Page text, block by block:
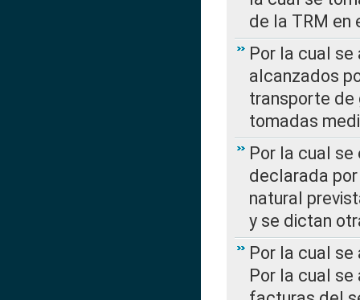
de la TRM en
Por la cual
alcanzados
transporte de
tomadas
Por la cual
declarada
natural
y se dictan
Por la cual se
Por la cual